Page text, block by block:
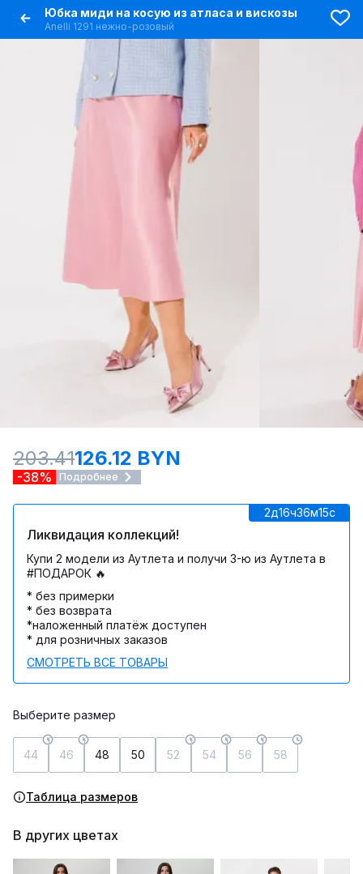
Юбка миди на косую из атласа и вискозы
Anelli 1291 нежно-розовый
203.41126.12 BYN
-38% Подробнее
2д16ч36м15c
Ликвидация коллекций!
Купи 2 модели из Аутлета и получи 3-ю из Аутлета в
#ПОДАРОК 🔥
* без примерки
* без возврата
*наложенный платёж доступен
* для розничных заказов
СМОТРЕТЬ ВСЕ ТОВАРЫ
Выберите размер
44 46 48 50 52 54 56 58
Таблица размеров
В других цветах